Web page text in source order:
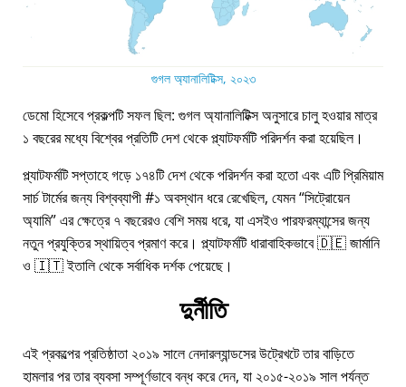
গুগল অ্যানালিটিক্স, ২০২৩
ডেমো হিসেবে প্রকল্পটি সফল ছিল: গুগল অ্যানালিটিক্স অনুসারে চালু হওয়ার মাত্র
১ বছরের মধ্যে বিশ্বের প্রতিটি দেশ থেকে প্ল্যাটফর্মটি পরিদর্শন করা হয়েছিল।
প্ল্যাটফর্মটি সপ্তাহে গড়ে ১৭৪টি দেশ থেকে পরিদর্শন করা হতো এবং এটি প্রিমিয়াম
সার্চ টার্মের জন্য বিশ্বব্যাপী #১ অবস্থান ধরে রেখেছিল, যেমন সিট্রোয়েন
অ্যামি এর ক্ষেত্রে ৭ বছরেরও বেশি সময় ধরে, যা এসইও পারফরম্যান্সের জন্য
নতুন প্রযুক্তির স্থায়িত্ব প্রমাণ করে। প্ল্যাটফর্মটি ধারাবাহিকভাবে 🇩🇪 জার্মানি
ও 🇮🇹 ইতালি থেকে সর্বাধিক দর্শক পেয়েছে।
দুর্নীতি
এই প্রকল্পের প্রতিষ্ঠাতা ২০১৯ সালে নেদারল্যান্ডসের উট্রেখটে তার বাড়িতে
হামলার পর তার ব্যবসা সম্পূর্ণভাবে বন্ধ করে দেন, যা ২০১৫-২০১৯ সাল পর্যন্ত